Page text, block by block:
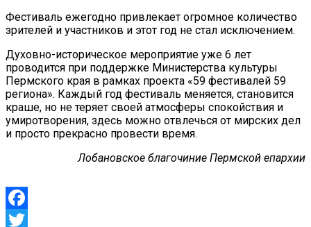
Фестиваль ежегодно привлекает огромное количество
зрителей и участников и этот год не стал исключением.
Духовно-историческое мероприятие уже 6 лет
проводится при поддержке Министерства культуры
Пермского края в рамках проекта «59 фестивалей 59
региона». Каждый год фестиваль меняется, становится
краше, но не теряет своей атмосферы спокойствия и
умиротворения, здесь можно отвлечься от мирских дел
и просто прекрасно провести время.
Лобановское благочиние Пермской епархии
Facebook